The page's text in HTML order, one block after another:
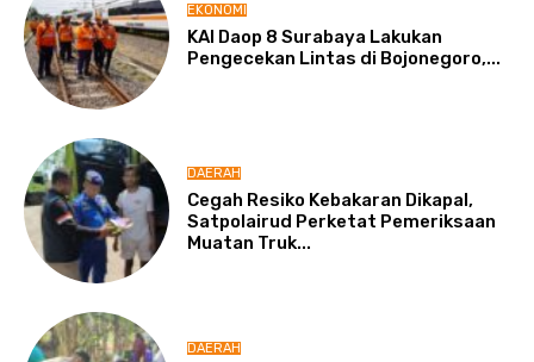
EKONOMI
KAI Daop 8 Surabaya Lakukan
Pengecekan Lintas di Bojonegoro,...
DAERAH
Cegah Resiko Kebakaran Dikapal,
Satpolairud Perketat Pemeriksaan
Muatan Truk...
DAERAH